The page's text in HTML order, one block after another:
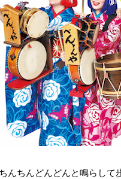
んちんどんどんと鳴らし